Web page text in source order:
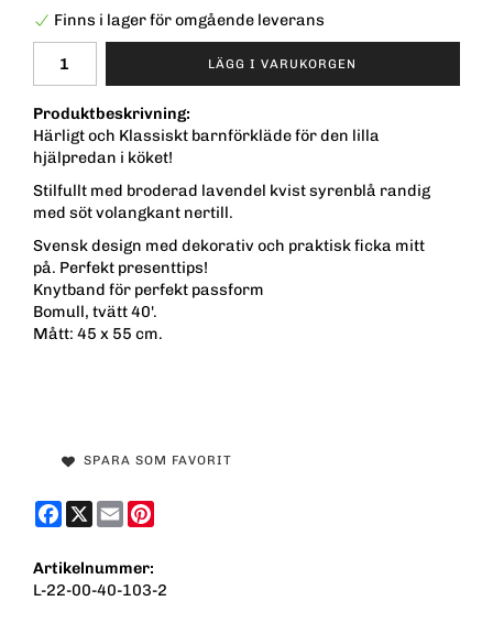
Finns i lager för omgående leverans
LÄGG I VARUKORGEN
Produktbeskrivning:
Härligt och Klassiskt barnförkläde för den lilla
hjälpredan i köket!
Stilfullt med broderad lavendel kvist syrenblå randig
med söt volangkant nertill.
Svensk design med dekorativ och praktisk ficka mitt
på. Perfekt presenttips!
Knytband för perfekt passform
Bomull, tvätt 40'.
Mått: 45 x 55 cm.
SPARA SOM FAVORIT
Facebook
X Email
Artikelnummer:
L-22-00-40-103-2